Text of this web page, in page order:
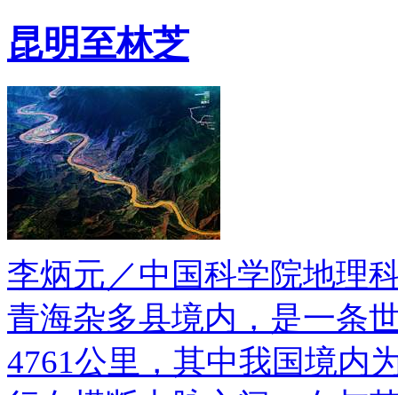
昆明至林芝
李炳元／中国科学院地理
青海杂多县境内，是一条
4761公里，其中我国境内